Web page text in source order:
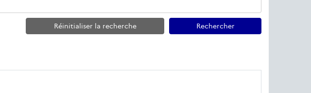
Réinitialiser la recherche